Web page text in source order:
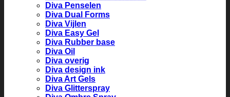
Diva Penselen
Diva Dual Forms
Diva Vijlen
Diva Easy Gel
Diva Rubber base
Diva Oil
Diva overig
Diva design ink
Diva Art Gels
Diva Glitterspray